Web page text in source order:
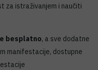
za istraživanjem i naučiti
besplatno, a sve dodatne
manifestacije, dostupne